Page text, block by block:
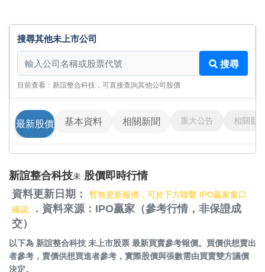
搜尋其他未上市公司
搜尋其他未上市公司
搜尋
目前查看：新誼整合科技，可直接查詢其他公司股價
最新股價 基本資料 相關新聞 重大公告 相關影
新誼整合科技未 股價即時行情
資料更新日期：
暫無更新報價，可於下方聯繫 IPO贏家窗口
確認
．資料來源：IPO贏家（參考行情，非保證成
交）
以下為 新誼整合科技 未上市股票 最新買賣參考報價。買價供想賣出
者參考，賣價供想買進者參考，實際股價與張數需由買賣雙方議價
決定。